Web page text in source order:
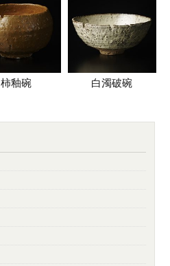
柿釉碗 白濁破碗